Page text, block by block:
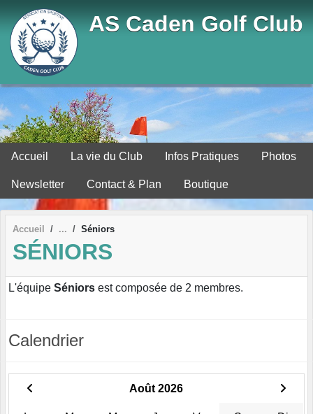
AS Caden Golf Club
Accueil La vie du Club Infos Pratiques Photos
Newsletter Contact & Plan Boutique
Accueil Séniors
SÉNIORS
L'équipe Séniors est composée de 2 membres.
Calendrier
Août 2026
Panneau de gestion des cookies